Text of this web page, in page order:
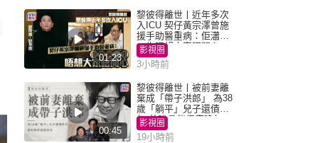
01:23
黎彼得離世丨近年多次
入ICU 契仔黃宗澤曾施
援手助醫重病：佢瀟灑
一生唔想大家唔開心
影視圈
3小時前
00:45
黎彼得離世丨被前妻離
棄成「帶子洪郎」 為38
歲「躺平」兒子還債多
年 曾盼尋伴侶度晚年
影視圈
19小時前